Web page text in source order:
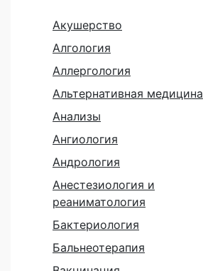
Акушерство
Алгология
Аллергология
Альтернативная медицина
Анализы
Ангиология
Андрология
Анестезиология и
реаниматология
Бактериология
Бальнеотерапия